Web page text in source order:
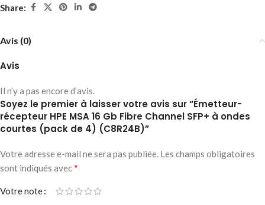
Share:
Avis (0)
Avis
Il n’y a pas encore d’avis.
Soyez le premier à laisser votre avis sur “Émetteur-
récepteur HPE MSA 16 Gb Fibre Channel SFP+ à ondes
courtes (pack de 4) (C8R24B)”
Votre adresse e-mail ne sera pas publiée. Les champs obligatoires
sont indiqués avec*
Votre note